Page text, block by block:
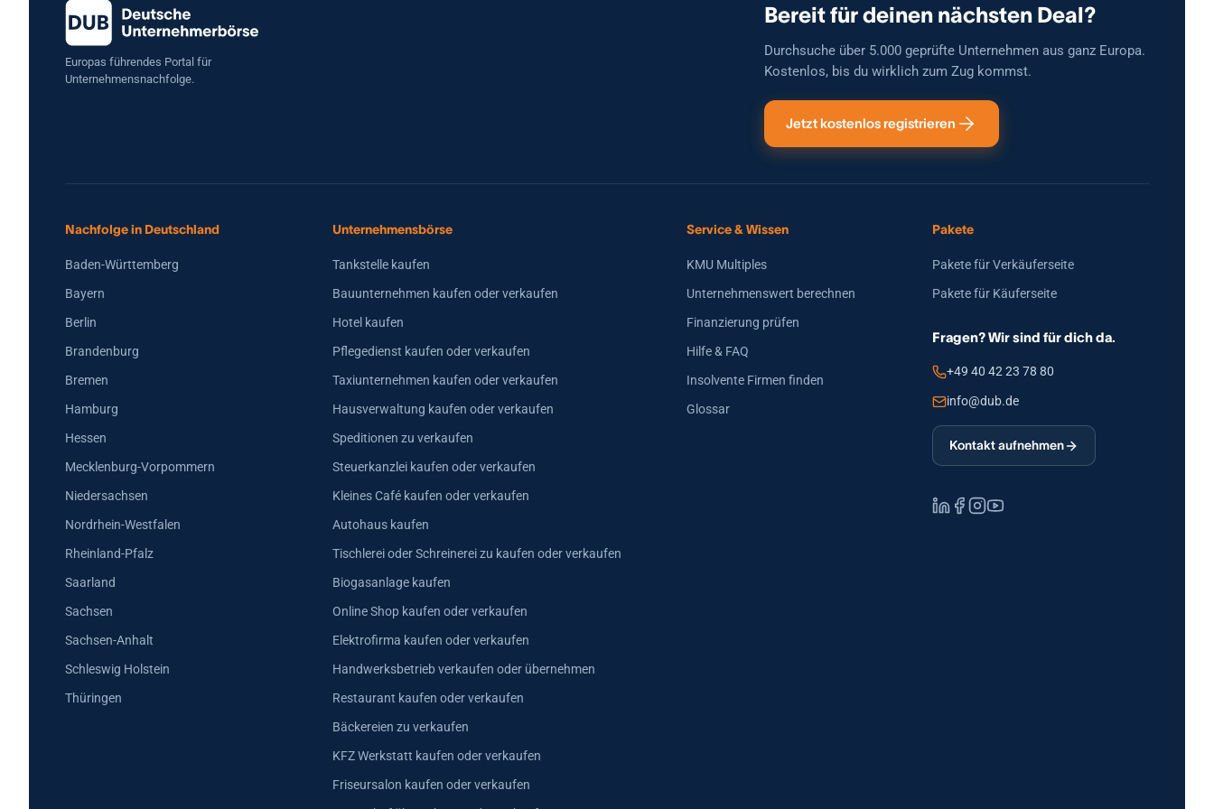
Wert von ca. 15.000 € bis 20.000 € Der Shop kann kurzfristig
übernommen werden.
Europas führendes Portal für
Unternehmensnachfolge.
Bereit für deinen nächsten Deal?
Durchsuche über 5.000 geprüfte Unternehmen aus ganz Europa.
Kostenlos, bis du wirklich zum Zug kommst.
Jetzt kostenlos registrieren
Nachfolge in Deutschland
Baden-Württemberg
Bayern
Berlin
Brandenburg
Bremen
Hamburg
Hessen
Mecklenburg-Vorpommern
Niedersachsen
Nordrhein-Westfalen
Rheinland-Pfalz
Saarland
Sachsen
Sachsen-Anhalt
Schleswig Holstein
Thüringen
Unternehmensbörse
Tankstelle kaufen
Bauunternehmen kaufen oder verkaufen
Hotel kaufen
Pflegedienst kaufen oder verkaufen
Taxiunternehmen kaufen oder verkaufen
Hausverwaltung kaufen oder verkaufen
Speditionen zu verkaufen
Steuerkanzlei kaufen oder verkaufen
Kleines Café kaufen oder verkaufen
Autohaus kaufen
Tischlerei oder Schreinerei zu kaufen oder verkaufen
Biogasanlage kaufen
Online Shop kaufen oder verkaufen
Elektrofirma kaufen oder verkaufen
Handwerksbetrieb verkaufen oder übernehmen
Restaurant kaufen oder verkaufen
Bäckereien zu verkaufen
KFZ Werkstatt kaufen oder verkaufen
Friseursalon kaufen oder verkaufen
Service & Wissen
KMU Multiples
Unternehmenswert berechnen
Finanzierung prüfen
Hilfe & FAQ
Insolvente Firmen finden
Glossar
Pakete
Pakete für Verkäuferseite
Pakete für Käuferseite
Fragen? Wir sind für dich da.
+49 40 42 23 78 80
info@dub.de
Kontakt aufnehmen